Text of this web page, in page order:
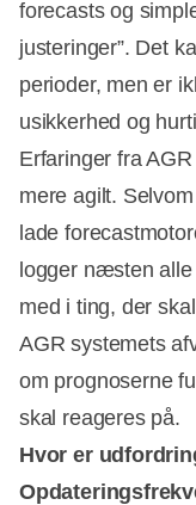
forecasts og
justeringer”. Det
perioder, men er
usikkerhed og
Erfaringer fra
mere agilt.
lade
logger næsten
med i ting, der
AGR systemets
om prognoserne
skal reageres på.
Hvor er